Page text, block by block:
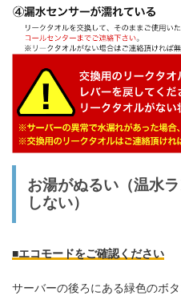
お湯がぬるい（温水
しない）
■エコモードをご確認ください
サーバーの後ろにある緑色のボ